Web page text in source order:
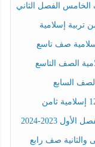
الفصل الثاني
تربية إسلامية
صف تاسع
السابع
2023-2024
والثانية صف رابع